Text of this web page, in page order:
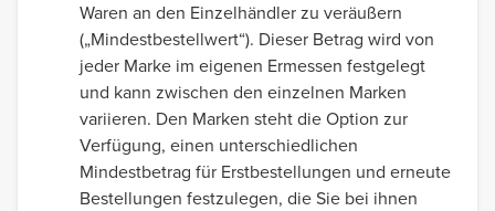
Waren an den Einzelhändler zu veräußern
(„Mindestbestellwert“). Dieser Betrag wird von
jeder Marke im eigenen Ermessen festgelegt
und kann zwischen den einzelnen Marken
variieren. Den Marken steht die Option zur
Verfügung, einen unterschiedlichen
Mindestbetrag für Erstbestellungen und erneute
Bestellungen festzulegen, die Sie bei ihnen